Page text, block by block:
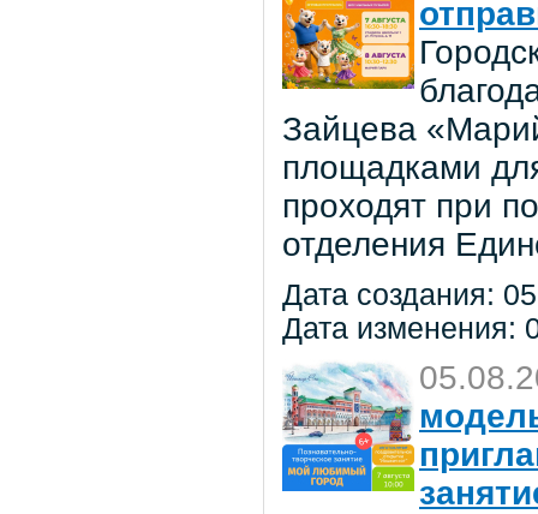
Зайцева
площадками
проходят при
отделения
Дата создания:
Дата изменения: